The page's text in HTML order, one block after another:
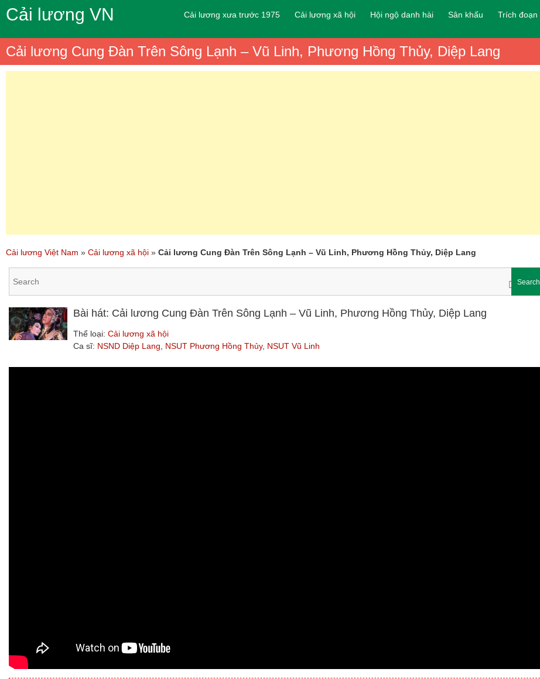
Cải lương VN Cải lương xưa trước 1975 Cải lương xã hội Hội ngộ danh hài Sân khấu Trích đoạn
Cải lương Cung Đàn Trên Sông Lạnh – Vũ Linh, Phương Hồng Thủy, Diệp Lang
Cải lương Việt Nam » Cải lương xã hội » Cải lương Cung Đàn Trên Sông Lạnh – Vũ Linh, Phương Hồng Thủy, Diệp Lang
Search
Bài hát: Cải lương Cung Đàn Trên Sông Lạnh – Vũ Linh, Phương Hồng Thủy, Diệp Lang
Thể loại:Cải lương xã hội
Ca sĩ: NSND Diệp Lang NSUT Phương Hồng Thủy, NSUT Vũ Linh